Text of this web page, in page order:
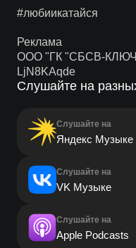
#любиикатайся
Реклама
ООО "ГК "СБСВ-
LjN8KAqde
Слушайте на
Слушайте на
Яндекс Музыке
Слушайте на
VK Музыке
Слушайте на
Apple Podcasts